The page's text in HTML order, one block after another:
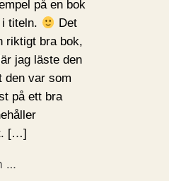
på en bok
titeln.
Det
riktigt bra bok,
jag läste den
den var som
på ett bra
[…]
…